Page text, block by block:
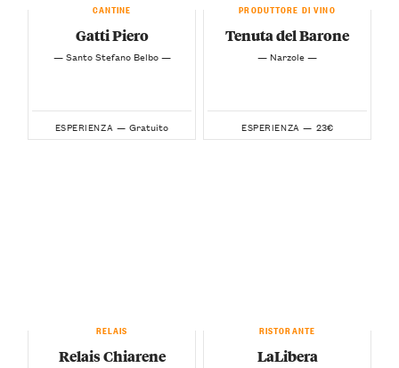
CANTINE
Gatti Piero
— Santo Stefano Belbo —
ESPERIENZA — Gratuito
PRODUTTORE DI VINO
Tenuta del Barone
— Narzole —
ESPERIENZA — 23€
RELAIS
Relais Chiarene
RISTORANTE
LaLibera